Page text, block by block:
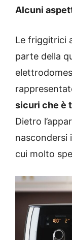
Alcuni
Le friggitrici
parte della
sicuri che è
Dietro
nascondersi
cui molto